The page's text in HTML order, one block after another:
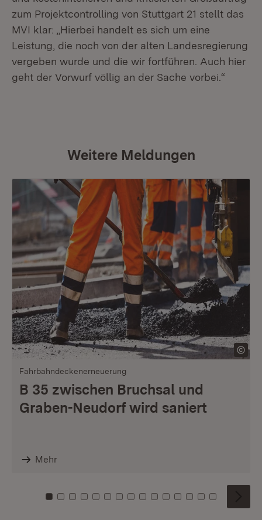
zum Projektcontrolling von Stuttgart 21 stellt das
MVI klar: „Hierbei handelt es sich um eine
Leistung, die noch von der alten Landesregierung
vergeben wurde und die wir fortführen. Auch hier
geht der Vorwurf völlig an der Sache vorbei.“
Weitere Meldungen
Fahrbahndeckenerneuerung
B 35 zwischen Bruchsal und
Graben-Neudorf wird saniert
Mehr
Zu Kachel: 0
Zu Kachel: 1
Zu Kachel: 2
Zu Kachel: 3
Zu Kachel: 4
Zu Kachel: 5
Zu Kachel: 6
Zu Kachel: 7
Zu Kachel: 8
Zu Kachel: 9
Zu Kachel: 10
Zu Kachel: 11
Zu Kachel: 12
Zu Kachel:
Zu